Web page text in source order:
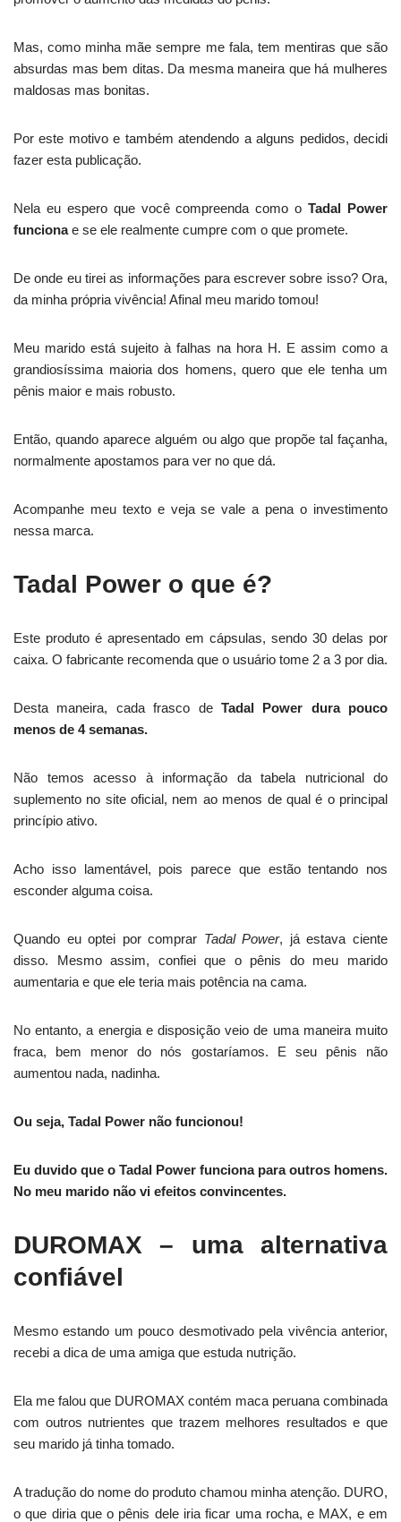
Mas, como minha mãe sempre me fala, tem mentiras que são
absurdas mas bem ditas. Da mesma maneira que há mulheres
maldosas mas bonitas.
Por este motivo e também atendendo a alguns pedidos, decidi
fazer esta publicação.
Nela eu espero que você compreenda como oTadal Power
funcionae se ele realmente cumpre com o que promete.
De onde eu tirei as informações para escrever sobre isso? Ora,
da minha própria vivência! Afinal meu marido tomou!
Meu marido está sujeito à falhas na hora H. E assim como a
grandiosíssima maioria dos homens, quero que ele tenha um
pênis maior e mais robusto.
Então, quando aparece alguém ou algo que propõe tal façanha,
normalmente apostamos para ver no que dá.
Acompanhe meu texto e veja se vale a pena o investimento
nessa marca.
Tadal Power o que é?
Este produto é apresentado em cápsulas, sendo 30 delas por
caixa. O fabricante recomenda que o usuário tome 2 a 3 por dia.
Desta maneira, cada frasco de Tadal Power dura pouco
menos de 4 semanas.
Não temos acesso à informação da tabela nutricional do
suplemento no site oficial, nem ao menos de qual é o principal
princípio ativo.
Acho isso lamentável, pois parece que estão tentando nos
esconder alguma coisa.
Quando eu optei por comprar Tadal Power, já estava ciente
disso. Mesmo assim, confiei que o pênis do meu marido
aumentaria e que ele teria mais potência na cama.
No entanto, a energia e disposição veio de uma maneira muito
fraca, bem menor do nós gostaríamos. E seu pênis não
aumentou nada, nadinha.
Ou seja, Tadal Power não funcionou!
Eu duvido que o Tadal Power funciona para outros homens.
No meu marido não vi efeitos convincentes.
DUROMAX – uma alternativa
confiável
Mesmo estando um pouco desmotivado pela vivência anterior,
recebi a dica de uma amiga que estuda nutrição.
Ela me falou que DUROMAX contém maca peruana combinada
com outros nutrientes que trazem melhores resultados e que
seu marido já tinha tomado.
A tradução do nome do produto chamou minha atenção. DURO,
o que diria que o pênis dele iria ficar uma rocha, e MAX, e em